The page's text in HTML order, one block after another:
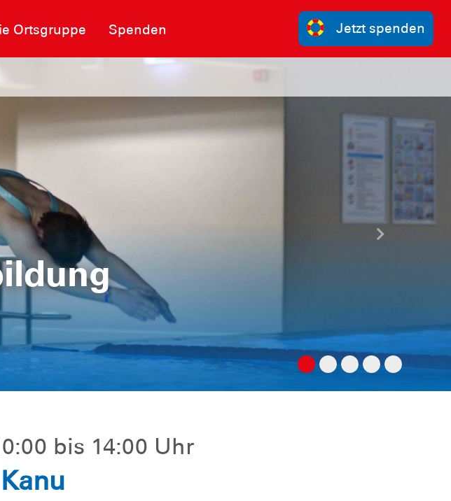
Ortsgruppe Spenden Jetzt spenden
Nächste
bis 14:00 Uhr